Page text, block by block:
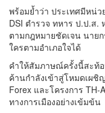
พร้อมย้ำว่า ประเทศมีหน่
DSI ตำรวจ ทหาร ป.ป.ส
ตามกฎหมายชัดเจน นาย
ใครตามอำเภอใจได้
คำให้สัมภาษณ์ครั้งนี้สะท้อ
ค้านกำลังเข้าสู่โหมดเผ
Forex และโครงการ TH-
ทางการเมืองอย่างเข้มข้น